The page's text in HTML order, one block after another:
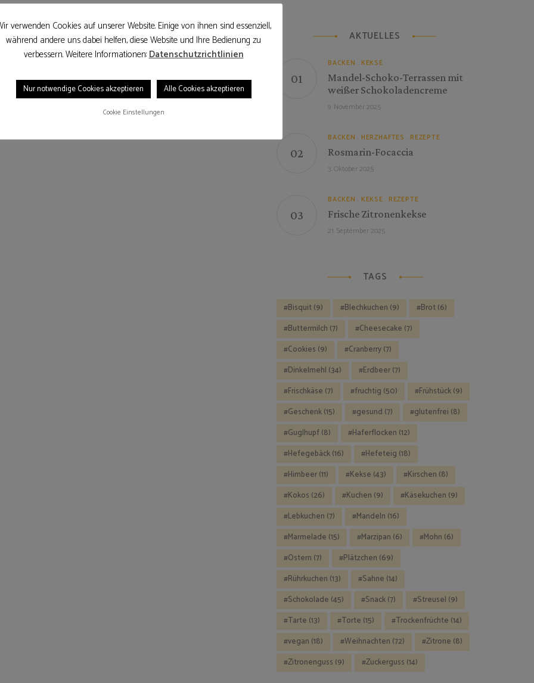
23. Juli 2016 WEITERLESEN AKTUELLES
BACKEN KEKSE
Mandel-Schoko-Terrassen mit
weißer Schokoladencreme
9. November 2025
BACKEN HERZHAFTES REZEPTE
Rosmarin-Focaccia
3. Oktober 2025
BACKEN KEKSE REZEPTE
Frische Zitronenkekse
21. September 2025
TAGS
Bisquit(9) Blechkuchen (9) Brot(6)
Buttermilch (7) Cheesecake (7)
Cookies (9) Cranberry(7)
Dinkelmehl (34) Erdbeer(7)
Frischkäse (7) fruchtig (50) Frühstück(9)
Geschenk(15) gesund (7) glutenfrei (8)
Guglhupf(8) Haferflocken (12)
Hefegebäck(16) Hefeteig (18)
Himbeer(11) Kekse (43) Kirschen (8)
Kokos (26) Kuchen (9) Käsekuchen (9)
Lebkuchen (7) Mandeln (16)
Marmelade (15) Marzipan (6) Mohn (6)
Ostern (7) Plätzchen (69)
Rührkuchen (13) Sahne (14)
Schokolade (45) Snack(7) Streusel (9)
Tarte (13) Torte (15) Trockenfrüchte (14)
vegan (18) Weihnachten (72) Zitrone (8)
Zitronenguss (9) Zuckerguss (14)
verwenden Cookies auf unserer Website. Einige von ihnen sind essenziell,
während andere uns dabei helfen, diese Website und Ihre Bedienung zu
verbessern. Weitere Informationen:Datenschutzrichtlinien
Nur notwendige Cookies akzeptieren Alle Cookies akzeptieren
Cookie Einstellungen